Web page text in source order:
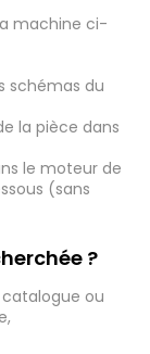
machine ci-
schémas du
la pièce dans
le moteur de
(sans
?
ou